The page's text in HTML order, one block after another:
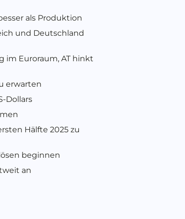
als Produktion
und Deutschland
im Euroraum, AT hinkt
erwarten
Dollars
Hälfte 2025 zu
beginnen
an